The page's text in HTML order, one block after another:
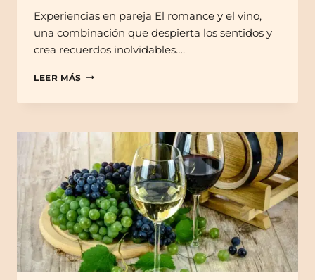
Experiencias en pareja El romance y el vino,
una combinación que despierta los sentidos y
crea recuerdos inolvidables….
LEER MÁS